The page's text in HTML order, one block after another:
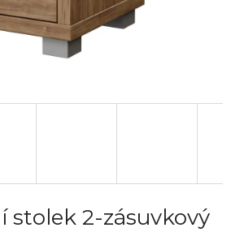
stolek 2-zásuvkový